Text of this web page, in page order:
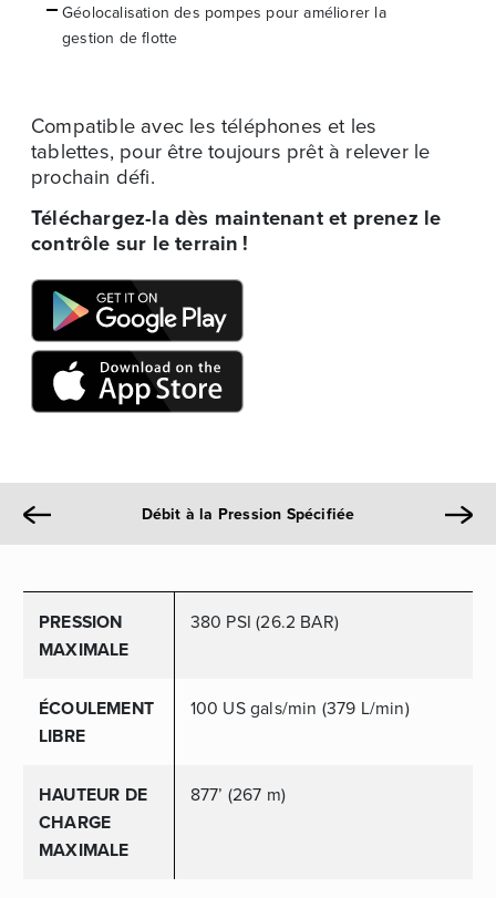
Géolocalisation des pompes pour améliorer la
gestion de flotte
Compatible avec les téléphones et les
tablettes, pour être toujours prêt à relever le
prochain défi.
Téléchargez-la dès maintenant et prenez le
contrôle sur le terrain !
Débit à la Pression Spécifiée
PRESSION
MAXIMALE
380 PSI (26.2 BAR)
ÉCOULEMENT
LIBRE
100 US gals/min (379 L/min)
HAUTEUR DE
CHARGE
MAXIMALE
877’ (267 m)